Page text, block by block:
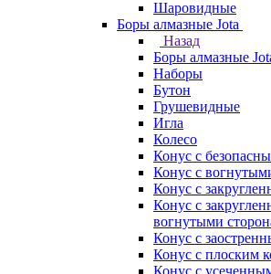
Шаровидные
Боры алмазные Jota
Назад
Боры алмазные
Наборы
Бутон
Грушевидные
Игла
Колесо
Конус с
Конус с
Конус с
Конус с
вогнутыми
Конус с
Конус с плоским
Конус с